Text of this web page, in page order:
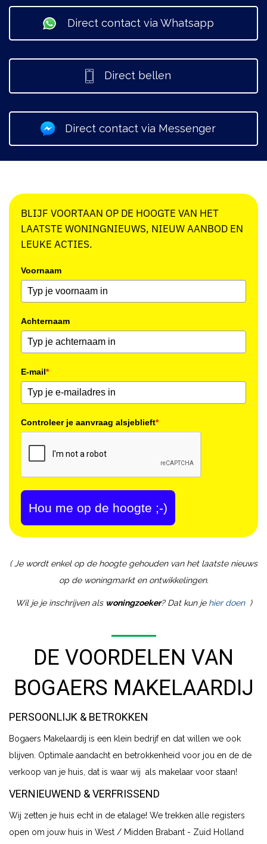
Direct contact via Whatsapp
Direct bellen
Direct contact via Messenger
BLIJF VOORTAAN OP DE HOOGTE VAN HET
LAATSTE WONINGNIEUWS, NIEUW AANBOD EN
LEUKE ACTIES.
Voornaam
Achternaam
E-mail*
Controleer je aanvraag alsjeblieft*
Hou me op de hoogte ;-)
( Je wordt enkel op de hoogte gehouden van het laatste nieuws
op de woningmarkt en ontwikkelingen.
Wil je je inschrijven als woningzoeker? Dat kun je hier doen )
DE VOORDELEN VAN
BOGAERS MAKELAARDIJ
PERSOONLIJK & BETROKKEN
Bogaers Makelaardij is een klein bedrijf en dat willen we ook
blijven. Optimale aandacht en betrokkenheid voor jou en de de
verkoop van je huis, dat is waar wij als makelaar voor staan!
VERNIEUWEND & VERFRISSEND
Wij zetten je huis echt in de etalage! We trekken alle registers
open om jouw huis in West / Midden Brabant - Zuid Holland